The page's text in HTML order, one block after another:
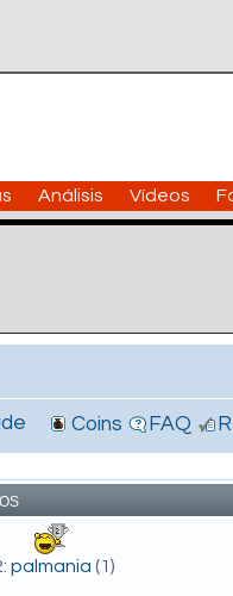
Análisis Vídeos
Coins FAQ
palmania (1)